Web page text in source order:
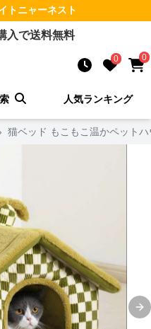
トニャーネスト
入で送料無料
0 0
人気ランキング
› 猫ベッド もこもこ温かペットハ